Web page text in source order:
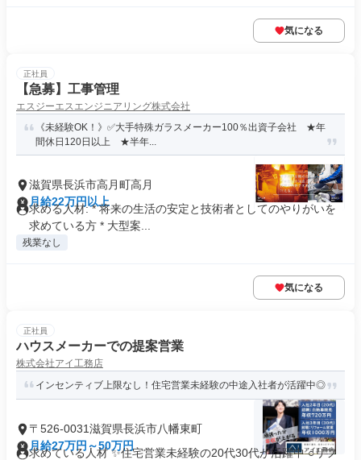
気になる
正社員
【急募】工事管理
エスジーエスエンジニアリング株式会社
《未経験OK！》✅大手特殊ガラスメーカー100％出資子会社 ★年
間休日120日以上 ★半年...
滋賀県長浜市高月町高月
月給22万円以上
求める人材: * 将来の生活の安定と技術者としてのやりがいを
求めている方 * 大型案...
残業なし
気になる
正社員
ハウスメーカーでの提案営業
株式会社アイ工務店
インセンティブ上限なし！住宅営業未経験の中途入社者が活躍中◎
〒526-0031滋賀県長浜市八幡東町
月給27万円～50万円
求めている人材 ✨住宅営業未経験の20代30代が活躍中 ○リフ